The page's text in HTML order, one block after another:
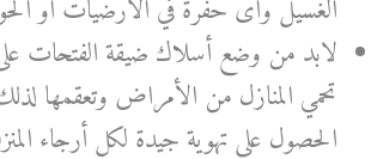
الغسيل وأى حفرة في الأرضيات أو
لابد من وضع أسلاك ضيقة الفتحات
تحمي المنازل من الأمراض وتعقمها
الحصول على تهوية جيدة لكل أرجاء